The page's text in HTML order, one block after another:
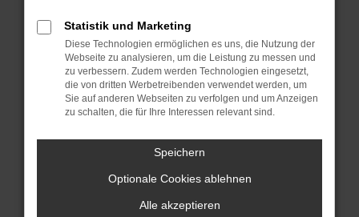
Betriebssystem auf dem neuesten Stand
sind.
Veraltete Software birgt nicht nur ein
Sicherheitsrisiko, sondern kann auch dazu
führen, dass bestimmte Funktionen nicht mehr
unterstützt werden.
Wende dich an den Webseitenbetreiber.
Wenn du alle oben genannten Schritte versucht
hast, kontaktiere uns bitte. Wir werden
versuchen, das Problem zu beheben. Du kannst
uns diesen Text schicken, um uns bei der
Statistik und Marketing
Diese Technologien ermöglichen es uns, die Nutzung der
Webseite zu analysieren, um die Leistung zu messen und
zu verbessern. Zudem werden Technologien eingesetzt,
die von dritten Werbetreibenden verwendet werden, um
Sie auf anderen Webseiten zu verfolgen und um Anzeigen
zu schalten, die für Ihre Interessen relevant sind.
Speichern
Optionale Cookies ablehnen
Alle akzeptieren